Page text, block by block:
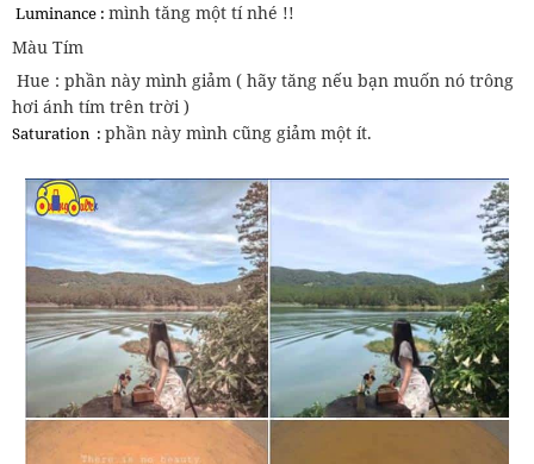
Luminance : mình tăng một tí nhé !!
Màu Tím
Hue : phần này mình giảm ( hãy tăng nếu bạn muốn nó trông
hơi ánh tím trên trời )
Saturation : phần này mình cũng giảm một ít.